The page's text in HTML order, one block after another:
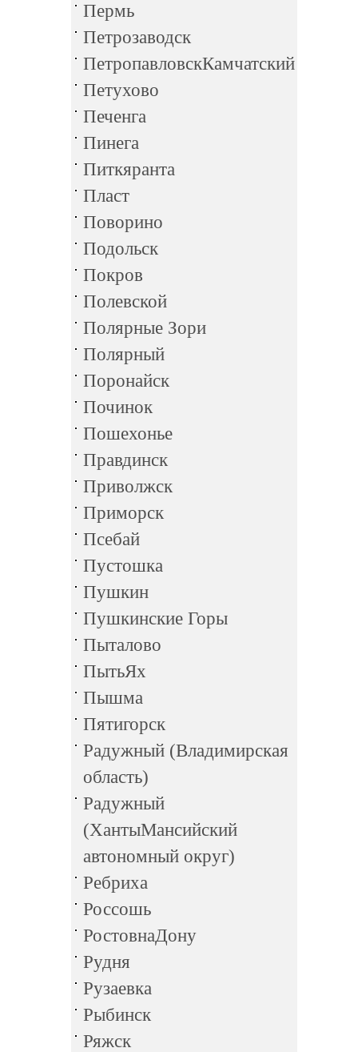
Пермь
Петрозаводск
ПетропавловскКамчатский
Петухово
Печенга
Пинега
Питкяранта
Пласт
Поворино
Подольск
Покров
Полевской
Полярные Зори
Полярный
Поронайск
Починок
Пошехонье
Правдинск
Приволжск
Приморск
Псебай
Пустошка
Пушкин
Пушкинские Горы
Пыталово
ПытьЯх
Пышма
Пятигорск
Радужный (Владимирская
область)
Радужный
(ХантыМансийский
автономный округ)
Ребриха
Россошь
РостовнаДону
Рудня
Рузаевка
Рыбинск
Ряжск